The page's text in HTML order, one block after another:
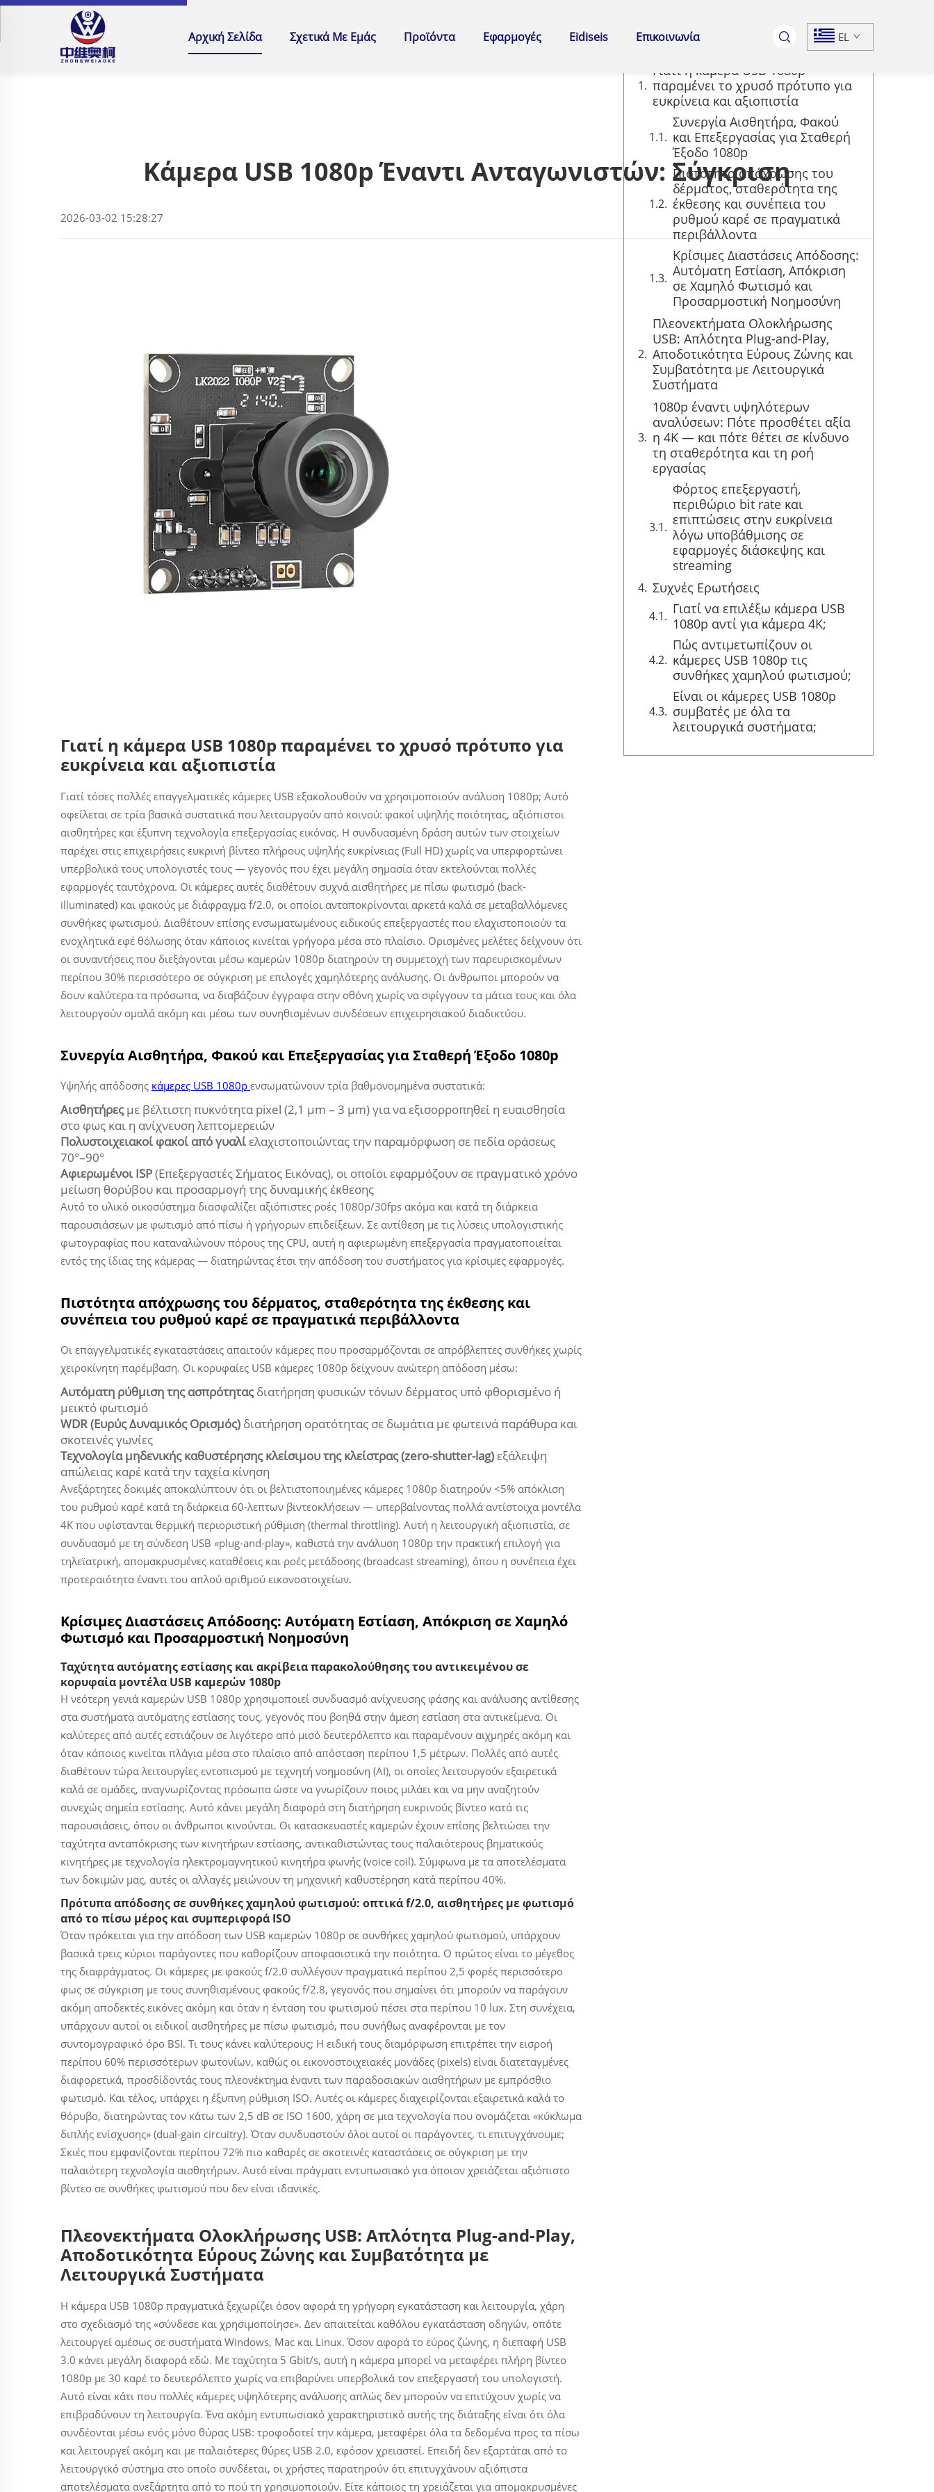
Αρχική Σελίδα Σχετικά Με Εμάς Προϊόντα Εφαρμογές Eidiseis Επικοινωνία EL
Κάμερα USB 1080p Έναντι Ανταγωνιστών: Σύγκριση
2026-03-02 15:28:27
Γιατί η κάμερα USB 1080p παραμένει το χρυσό πρότυπο για
ευκρίνεια και αξιοπιστία
Γιατί τόσες πολλές επαγγελματικές κάμερες USB εξακολουθούν να χρησιμοποιούν ανάλυση 1080p; Αυτό
οφείλεται σε τρία βασικά συστατικά που λειτουργούν από κοινού: φακοί υψηλής ποιότητας, αξιόπιστοι
αισθητήρες και έξυπνη τεχνολογία επεξεργασίας εικόνας. Η συνδυασμένη δράση αυτών των στοιχείων
παρέχει στις επιχειρήσεις ευκρινή βίντεο πλήρους υψηλής ευκρίνειας (Full HD) χωρίς να υπερφορτώνει
υπερβολικά τους υπολογιστές τους — γεγονός που έχει μεγάλη σημασία όταν εκτελούνται πολλές
εφαρμογές ταυτόχρονα. Οι κάμερες αυτές διαθέτουν συχνά αισθητήρες με πίσω φωτισμό (back-
illuminated) και φακούς με διάφραγμα f/2.0, οι οποίοι ανταποκρίνονται αρκετά καλά σε μεταβαλλόμενες
συνθήκες φωτισμού. Διαθέτουν επίσης ενσωματωμένους ειδικούς επεξεργαστές που ελαχιστοποιούν τα
ενοχλητικά εφέ θόλωσης όταν κάποιος κινείται γρήγορα μέσα στο πλαίσιο. Ορισμένες μελέτες δείχνουν ότι
οι συναντήσεις που διεξάγονται μέσω καμερών 1080p διατηρούν τη συμμετοχή των παρευρισκομένων
περίπου 30% περισσότερο σε σύγκριση με επιλογές χαμηλότερης ανάλυσης. Οι άνθρωποι μπορούν να
δουν καλύτερα τα πρόσωπα, να διαβάζουν έγγραφα στην οθόνη χωρίς να σφίγγουν τα μάτια τους και όλα
λειτουργούν ομαλά ακόμη και μέσω των συνηθισμένων συνδέσεων επιχειρησιακού διαδικτύου.
Συνεργία Αισθητήρα, Φακού και Επεξεργασίας για Σταθερή Έξοδο 1080p
Υψηλής απόδοσης κάμερες USB 1080p ενσωματώνουν τρία βαθμονομημένα συστατικά:
Αισθητήρεςμε βέλτιστη πυκνότητα pixel (2,1 μm – 3 μm) για να εξισορροπηθεί η ευαισθησία
στο φως και η ανίχνευση λεπτομερειών
Πολυστοιχειακοί φακοί από γυαλίελαχιστοποιώντας την παραμόρφωση σε πεδία οράσεως
70°–90°
Αφιερωμένοι ISP(Επεξεργαστές Σήματος Εικόνας), οι οποίοι εφαρμόζουν σε πραγματικό χρόνο
μείωση θορύβου και προσαρμογή της δυναμικής έκθεσης
Αυτό το υλικό οικοσύστημα διασφαλίζει αξιόπιστες ροές 1080p/30fps ακόμα και κατά τη διάρκεια
παρουσιάσεων με φωτισμό από πίσω ή γρήγορων επιδείξεων. Σε αντίθεση με τις λύσεις υπολογιστικής
φωτογραφίας που καταναλώνουν πόρους της CPU, αυτή η αφιερωμένη επεξεργασία πραγματοποιείται
εντός της ίδιας της κάμερας — διατηρώντας έτσι την απόδοση του συστήματος για κρίσιμες εφαρμογές.
Πιστότητα απόχρωσης του δέρματος, σταθερότητα της έκθεσης και
συνέπεια του ρυθμού καρέ σε πραγματικά περιβάλλοντα
Οι επαγγελματικές εγκαταστάσεις απαιτούν κάμερες που προσαρμόζονται σε απρόβλεπτες συνθήκες χωρίς
χειροκίνητη παρέμβαση. Οι κορυφαίες USB κάμερες 1080p δείχνουν ανώτερη απόδοση μέσω:
Αυτόματη ρύθμιση της ασπρότηταςδιατήρηση φυσικών τόνων δέρματος υπό φθορισμένο ή
μεικτό φωτισμό
WDR (Ευρύς Δυναμικός Ορισμός) διατήρηση ορατότητας σε δωμάτια με φωτεινά παράθυρα και
σκοτεινές γωνίες
Τεχνολογία μηδενικής καθυστέρησης κλείσιμου της κλείστρας (zero-shutter-lag)εξάλειψη
απώλειας καρέ κατά την ταχεία κίνηση
Ανεξάρτητες δοκιμές αποκαλύπτουν ότι οι βελτιστοποιημένες κάμερες 1080p διατηρούν <5% απόκλιση
του ρυθμού καρέ κατά τη διάρκεια 60-λεπτων βιντεοκλήσεων — υπερβαίνοντας πολλά αντίστοιχα μοντέλα
4K που υφίστανται θερμική περιοριστική ρύθμιση (thermal throttling). Αυτή η λειτουργική αξιοπιστία, σε
συνδυασμό με τη σύνδεση USB «plug-and-play», καθιστά την ανάλυση 1080p την πρακτική επιλογή για
τηλεϊατρική, απομακρυσμένες καταθέσεις και ροές μετάδοσης (broadcast streaming), όπου η συνέπεια έχει
προτεραιότητα έναντι του απλού αριθμού εικονοστοιχείων.
Κρίσιμες Διαστάσεις Απόδοσης: Αυτόματη Εστίαση, Απόκριση σε Χαμηλό
Φωτισμό και Προσαρμοστική Νοημοσύνη
Ταχύτητα αυτόματης εστίασης και ακρίβεια παρακολούθησης του αντικειμένου σε
κορυφαία μοντέλα USB καμερών 1080p
Η νεότερη γενιά καμερών USB 1080p χρησιμοποιεί συνδυασμό ανίχνευσης φάσης και ανάλυσης αντίθεσης
στα συστήματα αυτόματης εστίασης τους, γεγονός που βοηθά στην άμεση εστίαση στα αντικείμενα. Οι
καλύτερες από αυτές εστιάζουν σε λιγότερο από μισό δευτερόλεπτο και παραμένουν αιχμηρές ακόμη και
όταν κάποιος κινείται πλάγια μέσα στο πλαίσιο από απόσταση περίπου 1,5 μέτρων. Πολλές από αυτές
διαθέτουν τώρα λειτουργίες εντοπισμού με τεχνητή νοημοσύνη (AI), οι οποίες λειτουργούν εξαιρετικά
καλά σε ομάδες, αναγνωρίζοντας πρόσωπα ώστε να γνωρίζουν ποιος μιλάει και να μην αναζητούν
συνεχώς σημεία εστίασης. Αυτό κάνει μεγάλη διαφορά στη διατήρηση ευκρινούς βίντεο κατά τις
παρουσιάσεις, όπου οι άνθρωποι κινούνται. Οι κατασκευαστές καμερών έχουν επίσης βελτιώσει την
ταχύτητα ανταπόκρισης των κινητήρων εστίασης, αντικαθιστώντας τους παλαιότερους βηματικούς
κινητήρες με τεχνολογία ηλεκτρομαγνητικού κινητήρα φωνής (voice coil). Σύμφωνα με τα αποτελέσματα
των δοκιμών μας, αυτές οι αλλαγές μειώνουν τη μηχανική καθυστέρηση κατά περίπου 40%.
Πρότυπα απόδοσης σε συνθήκες χαμηλού φωτισμού: οπτικά f/2.0, αισθητήρες με φωτισμό
από το πίσω μέρος και συμπεριφορά ISO
Όταν πρόκειται για την απόδοση των USB καμερών 1080p σε συνθήκες χαμηλού φωτισμού, υπάρχουν
βασικά τρεις κύριοι παράγοντες που καθορίζουν αποφασιστικά την ποιότητα. Ο πρώτος είναι το μέγεθος
της διαφράγματος. Οι κάμερες με φακούς f/2.0 συλλέγουν πραγματικά περίπου 2,5 φορές περισσότερο
φως σε σύγκριση με τους συνηθισμένους φακούς f/2.8, γεγονός που σημαίνει ότι μπορούν να παράγουν
ακόμη αποδεκτές εικόνες ακόμη και όταν η ένταση του φωτισμού πέσει στα περίπου 10 lux. Στη συνέχεια,
υπάρχουν αυτοί οι ειδικοί αισθητήρες με πίσω φωτισμό, που συνήθως αναφέρονται με τον
συντομογραφικό όρο BSI. Τι τους κάνει καλύτερους; Η ειδική τους διαμόρφωση επιτρέπει την εισροή
περίπου 60% περισσότερων φωτονίων, καθώς οι εικονοστοιχειακές μονάδες (pixels) είναι διατεταγμένες
διαφορετικά, προσδίδοντάς τους πλεονέκτημα έναντι των παραδοσιακών αισθητήρων με εμπρόσθιο
φωτισμό. Και τέλος, υπάρχει η έξυπνη ρύθμιση ISO. Αυτές οι κάμερες διαχειρίζονται εξαιρετικά καλά το
θόρυβο, διατηρώντας τον κάτω των 2,5 dB σε ISO 1600, χάρη σε μια τεχνολογία που ονομάζεται «κύκλωμα
διπλής ενίσχυσης» (dual-gain circuitry). Όταν συνδυαστούν όλοι αυτοί οι παράγοντες, τι επιτυγχάνουμε;
Σκιές που εμφανίζονται περίπου 72% πιο καθαρές σε σκοτεινές καταστάσεις σε σύγκριση με την
παλαιότερη τεχνολογία αισθητήρων. Αυτό είναι πράγματι εντυπωσιακό για όποιον χρειάζεται αξιόπιστο
βίντεο σε συνθήκες φωτισμού που δεν είναι ιδανικές.
Πλεονεκτήματα Ολοκλήρωσης USB: Απλότητα Plug-and-Play,
Αποδοτικότητα Εύρους Ζώνης και Συμβατότητα με
Λειτουργικά Συστήματα
Η κάμερα USB 1080p πραγματικά ξεχωρίζει όσον αφορά τη γρήγορη εγκατάσταση και λειτουργία, χάρη
στο σχεδιασμό της «σύνδεσε και χρησιμοποίησε». Δεν απαιτείται καθόλου εγκατάσταση οδηγών, οπότε
λειτουργεί αμέσως σε συστήματα Windows, Mac και Linux. Όσον αφορά το εύρος ζώνης, η διεπαφή USB
3.0 κάνει μεγάλη διαφορά εδώ. Με ταχύτητα 5 Gbit/s, αυτή η κάμερα μπορεί να μεταφέρει πλήρη βίντεο
1080p με 30 καρέ το δευτερόλεπτο χωρίς να επιβαρύνει υπερβολικά τον επεξεργαστή του υπολογιστή.
Αυτό είναι κάτι που πολλές κάμερες υψηλότερης ανάλυσης απλώς δεν μπορούν να επιτύχουν χωρίς να
επιβραδύνουν τη λειτουργία. Ένα ακόμη εντυπωσιακό χαρακτηριστικό αυτής της διάταξης είναι ότι όλα
συνδέονται μέσω ενός μόνο θύρας USB: τροφοδοτεί την κάμερα, μεταφέρει όλα τα δεδομένα προς τα πίσω
και λειτουργεί ακόμη και με παλαιότερες θύρες USB 2.0, εφόσον χρειαστεί. Επειδή δεν εξαρτάται από το
λειτουργικό σύστημα στο οποίο συνδέεται, οι χρήστες παρατηρούν ότι επιτυγχάνουν αξιόπιστα
αποτελέσματα ανεξάρτητα από το πού τη χρησιμοποιούν. Είτε κάποιος τη χρειάζεται για απομακρυσμένες
Γιατί η κάμερα USB 1080p
παραμένει το χρυσό πρότυπο για
ευκρίνεια και αξιοπιστία
Συνεργία Αισθητήρα, Φακού
και Επεξεργασίας για Σταθερή
Έξοδο 1080p
Πιστότητα απόχρωσης του
δέρματος, σταθερότητα της
έκθεσης και συνέπεια του
ρυθμού καρέ σε πραγματικά
περιβάλλοντα
Κρίσιμες Διαστάσεις Απόδοσης:
Αυτόματη Εστίαση, Απόκριση
σε Χαμηλό Φωτισμό και
Προσαρμοστική Νοημοσύνη
Πλεονεκτήματα Ολοκλήρωσης
USB: Απλότητα Plug-and-Play,
Αποδοτικότητα Εύρους Ζώνης και
Συμβατότητα με Λειτουργικά
Συστήματα
1080p έναντι υψηλότερων
αναλύσεων: Πότε προσθέτει αξία
η 4K — και πότε θέτει σε κίνδυνο
τη σταθερότητα και τη ροή
εργασίας
Φόρτος επεξεργαστή,
περιθώριο bit rate και
επιπτώσεις στην ευκρίνεια
λόγω υποβάθμισης σε
εφαρμογές διάσκεψης και
streaming
Συχνές Ερωτήσεις
Γιατί να επιλέξω κάμερα USB
1080p αντί για κάμερα 4K;
Πώς αντιμετωπίζουν οι
κάμερες USB 1080p τις
συνθήκες χαμηλού φωτισμού;
Είναι οι κάμερες USB 1080p
συμβατές με όλα τα
λειτουργικά συστήματα;